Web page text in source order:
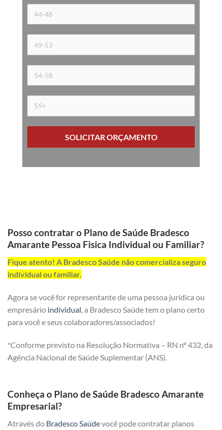
SOLICITAR ORÇAMENTO
Posso contratar o Plano de Saúde Bradesco
Amarante Pessoa Fisica Individual ou Familiar?
Fique atento! A Bradesco Saúde não comercializa seguro
individual ou familiar.
Agora se você for representante de uma pessoa jurídica ou
empresário individual , a Bradesco Saúde tem o plano certo
para você e seus colaboradores/associados!
*Conforme previsto na Resolução Normativa – RN nº 432, da
Agência Nacional de Saúde Suplementar (ANS).
Conheça o Plano de Saúde Bradesco Amarante
Empresarial?
Através do Bradesco Saúdevocê pode contratar planos